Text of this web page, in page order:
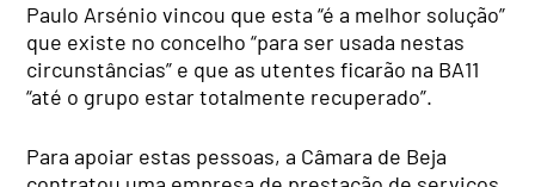
Paulo Arsénio vincou que esta “é a melhor solução”
que existe no concelho “para ser usada nestas
circunstâncias” e que as utentes ficarão na BA11
“até o grupo estar totalmente recuperado”.
Para apoiar estas pessoas, a Câmara de Beja